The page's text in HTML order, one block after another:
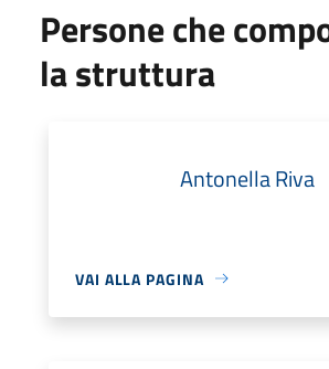
Persone che
la struttura
Antonella Riva
VAI ALLA PAGINA